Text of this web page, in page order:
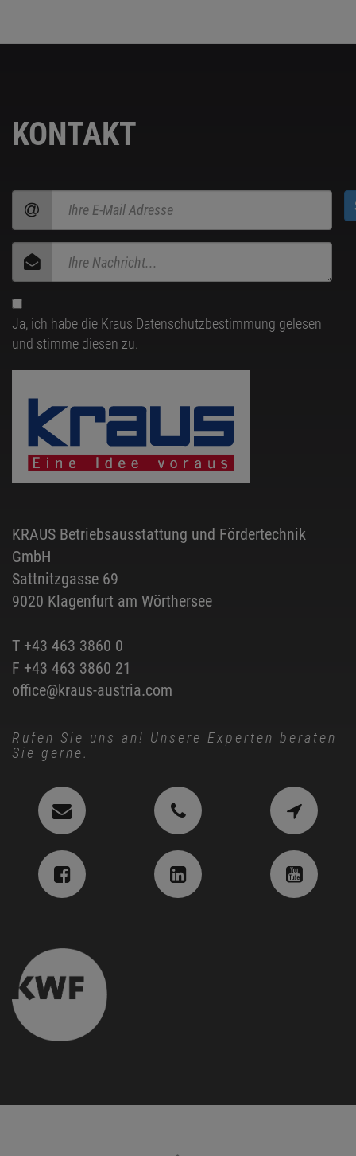
KONTAKT
Ja, ich habe die Kraus Datenschutzbestimmung gelesen
und stimme diesen zu.
KRAUS Betriebsausstattung und Fördertechnik
GmbH
Sattnitzgasse 69
9020 Klagenfurt am Wörthersee
T +43 463 3860 0
F +43 463 3860 21
office@kraus-austria.com
Rufen Sie uns an! Unsere Experten beraten
Sie gerne.